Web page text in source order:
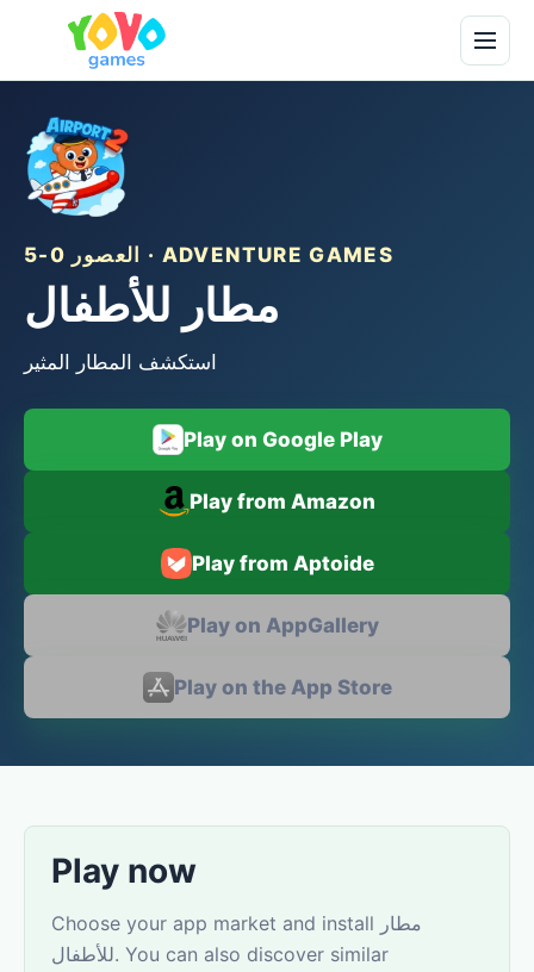
العصور 0-5 · ADVENTURE GAMES
مطار للأطفال
استكشف المطار المثير
Play on Google Play
Play from Amazon
Play from Aptoide
Play on AppGallery
Play on the App Store
Play now
Choose your app market and install مطار
للأطفال. You can also discover similar